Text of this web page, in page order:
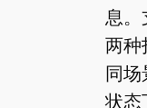
息。
两种
同
状态